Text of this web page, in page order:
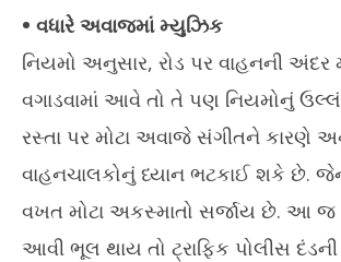
• વધારે અવાજમાં મ્યુઝિક
નિયમો અનુસાર, રોડ પર વાહનની અંદર
વગાડવામાં આવે તો તે પણ નિયમોનું
રસ્તા પર મોટા અવાજે સંગીતને કારણે
વાહનચાલકોનું ધ્યાન ભટકાઈ શકે છે.
વખત મોટા અકસ્માતો સર્જાય છે. આ જ
આવી ભૂલ થાય તો ટ્રાફિક પોલીસ દંડની